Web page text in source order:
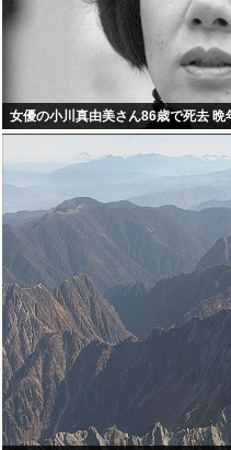
女優の小川真由美さん86歳で死去